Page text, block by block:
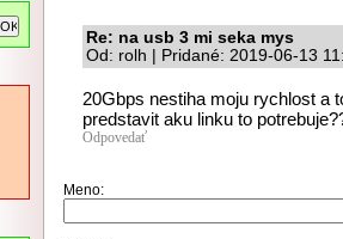
Re: na usb 3 mi seka mys
Od: rolh | Pridané: 2019-06-13
20Gbps nestiha moju rychlost a
predstavit aku linku to
Odpovedať
Meno: